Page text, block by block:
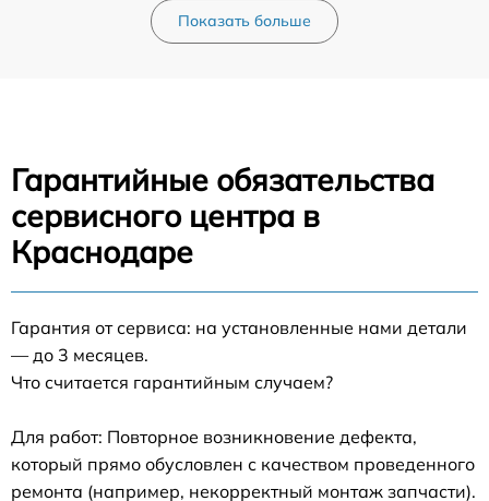
Показать больше
Гарантийные обязательства
сервисного центра в
Краснодаре
Гарантия от сервиса: на установленные нами детали
— до 3 месяцев.
Что считается гарантийным случаем?
Для работ: Повторное возникновение дефекта,
который прямо обусловлен с качеством проведенного
ремонта (например, некорректный монтаж запчасти).